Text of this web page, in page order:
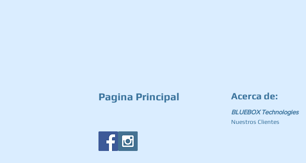
Acerca de:
Pagina Principal
Nuestros Clientes
BLUEBOX Technologies